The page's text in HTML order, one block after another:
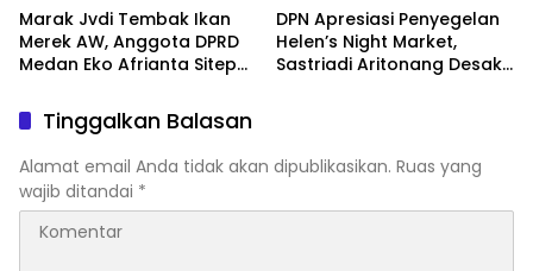
Marak Jvdi Tembak Ikan
Merek AW, Anggota DPRD
Medan Eko Afrianta Sitepu
Copot Kapolsek Medan
Tuntungan
DPN Apresiasi Penyegelan
Helen’s Night Market,
Sastriadi Aritonang Desak
Tinggalkan Balasan
Alamat email Anda tidak akan dipublikasikan. Ruas yang
wajib ditandai *